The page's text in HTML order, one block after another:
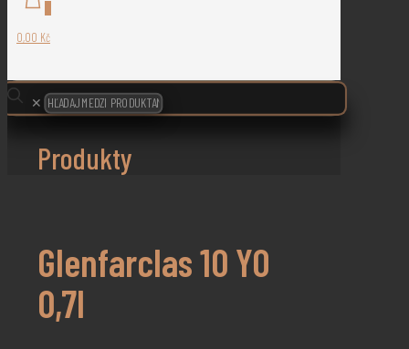
0,00 Kč
✕
Produkty
Glenfarclas 10 YO
0,7l